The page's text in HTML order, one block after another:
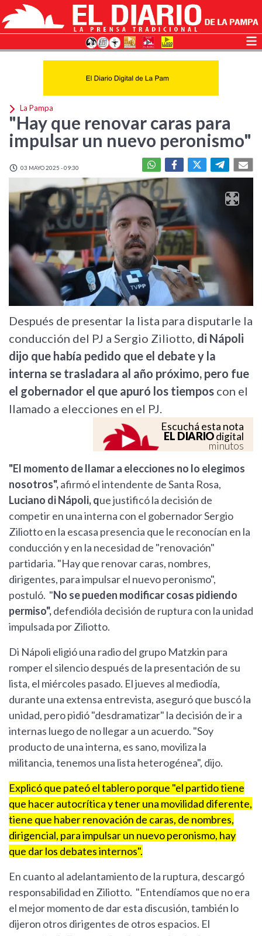
La Pampa
"Hay que renovar caras para
impulsar un nuevo peronismo"
03 MAYO 2025 - 09:30
Después de presentar la lista para disputarle la
conducción del PJ a Sergio Ziliotto, di Nápoli
dijo que había pedido que el debate y la
interna se trasladara al año próximo, pero fue
el gobernador el que apuró los tiempos con el
llamado a elecciones en el PJ.
Escuchá esta nota
EL DIARIOdigital
minutos
"El momento de llamar a elecciones no lo elegimos
nosotros",afirmó el intendente de Santa Rosa,
Luciano di Nápoli, que justificó la decisión de
competir en una interna con el gobernador Sergio
Ziliotto en la escasa presencia que le reconocían en la
conducción y en la necesidad de "renovación"
partidaria. "Hay que renovar caras, nombres,
dirigentes, para impulsar el nuevo peronismo",
postuló. "No se pueden modificar cosas pidiendo
permiso",defendióla decisión de ruptura con la unidad
impulsada por Ziliotto.
Di Nápoli eligió una radio del grupo Matzkin para
romper el silencio después de la presentación de su
lista, el miércoles pasado. El jueves al mediodía,
durante una extensa entrevista, aseguró que buscó la
unidad, pero pidió "desdramatizar" la decisión de ir a
internas luego de no llegar a un acuerdo. "Soy
producto de una interna, es sano, moviliza la
militancia, tenemos una lista heterogénea", dijo.
Explicó que pateó el tablero porque "el partido tiene
que hacer autocrítica y tener una movilidad diferente,
tiene que haber renovación de caras, de nombres,
dirigencial, para impulsar un nuevo peronismo, hay
que dar los debates internos".
En cuanto al adelantamiento de la ruptura, descargó
responsabilidad en Ziliotto. "Entendíamos que no era
el mejor momento de dar esta discusión, también lo
dijeron otros dirigentes de otros espacios. El